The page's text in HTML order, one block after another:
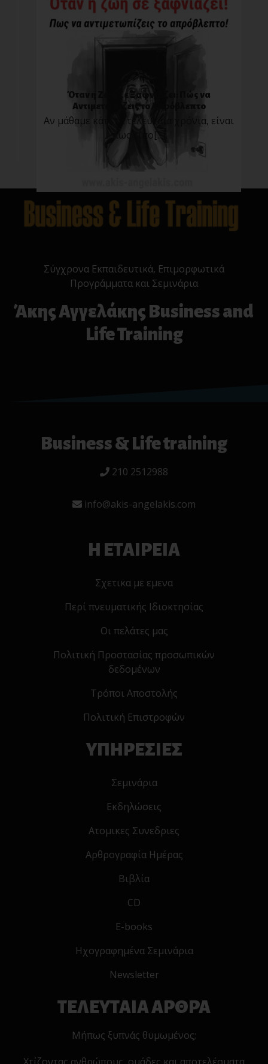
Όταν η Ζωή Σε Ξαφνιάζει: Πώς να
Αντιμετωπίζεις το Απρόβλεπτο
Αν μάθαμε κάτι τα τελευταία χρόνια, είναι
πως τίπο[...]
Σύγχρονα Εκπαιδευτικά, Επιμορφωτικά
Προγράμματα και Σεμινάρια
Άκης Αγγελάκης Business and
Life Training
Business & Life training
210 2512988
info@akis-angelakis.com
Η ΕΤΑΙΡΕΙΑ
Σχετικα με εμενα
Περί πνευματικής Ιδιοκτησίας
Οι πελάτες μας
Πολιτική Προστασίας προσωπικών
δεδομένων
Τρόποι Αποστολής
Πολιτική Επιστροφών
ΥΠΗΡΕΣΙΕΣ
Σεμινάρια
Εκδηλώσεις
Ατομικες Συνεδριες
Αρθρογραφία Ημέρας
Βιβλία
CD
E-books
Ηχογραφημένα Σεμινάρια
Newsletter
ΤΕΛΕΥΤΑΙΑ ΑΡΘΡΑ
Μήπως ξυπνάς θυμωμένος;